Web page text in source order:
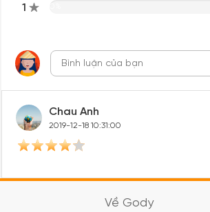
1
Chau Anh
2019-12-18 10:31:00
Về Gody